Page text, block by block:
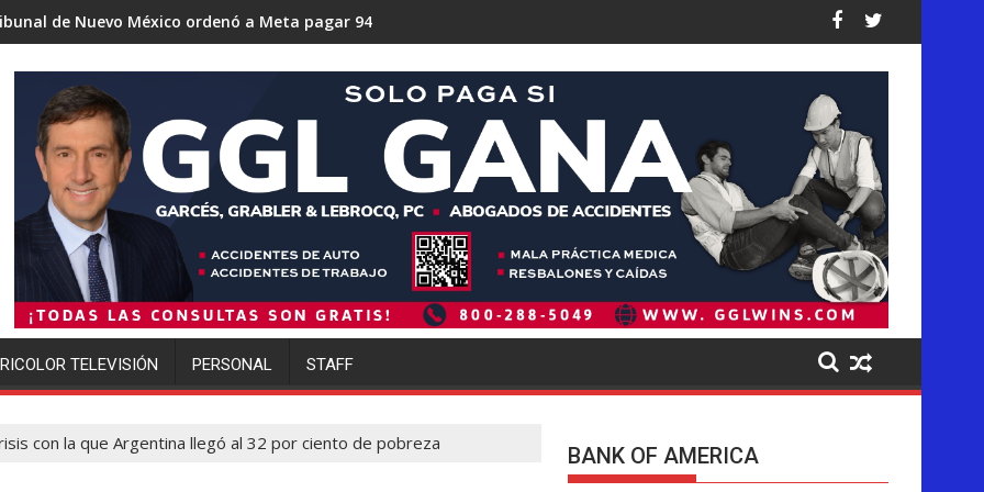
ordenó a Meta pagar 942 millones de dólares por los daños causados a los niños en sus plataformas
Trump se acerca a lograr la mayor operación de deportaciones de la historia de Estados
Ofensiva migratoria de Trump golpea
TELEVISIÓN PERSONAL STAFF
con la que Argentina llegó al 32 por ciento de pobreza BANK OF AMERICA